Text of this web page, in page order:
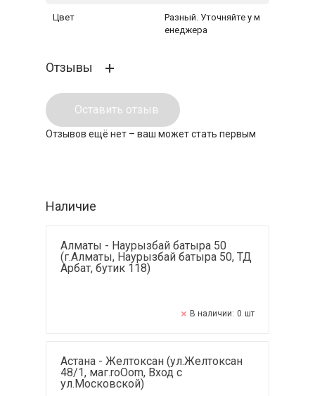
Цвет
Разный. Уточняйте у м
енеджера
Отзывы
Оставить отзыв
Отзывов ещё нет – ваш может стать первым
Наличие
Алматы - Наурызбай батыра 50
(г.Алматы, Наурызбай батыра 50, ТД
Арбат, бутик 118)
В наличии: 0 шт
Астана - Желтоксан (ул.Желтоксан
48/1, маг.roOom, Вход с
ул.Московской)